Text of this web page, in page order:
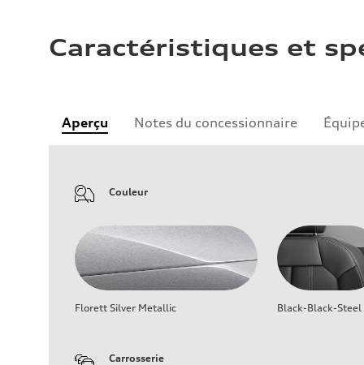
Caractéristiques et
Aperçu Notes du concessionnaire
Couleur
Florett Silver Metallic Black-Black-Steel
Carrosserie